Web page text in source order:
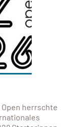
herrschte